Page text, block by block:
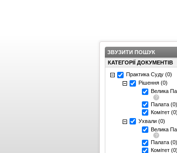
ЗВУЗИТИ ПОШУК
КАТЕГОРІЇ ДОКУМЕНТІВ
Практика Суду (0)
Рішення (0)
Велика
Палата (0)
Комітет (0)
Ухвали (0)
Велика
Палата (0)
Комітет (0)